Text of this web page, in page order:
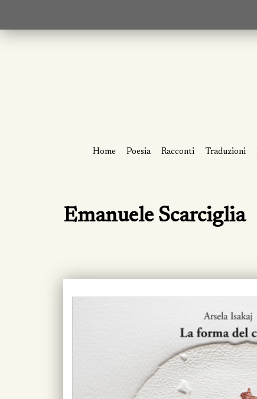
Home Poesia Racconti Traduzioni
Emanuele Scarciglia